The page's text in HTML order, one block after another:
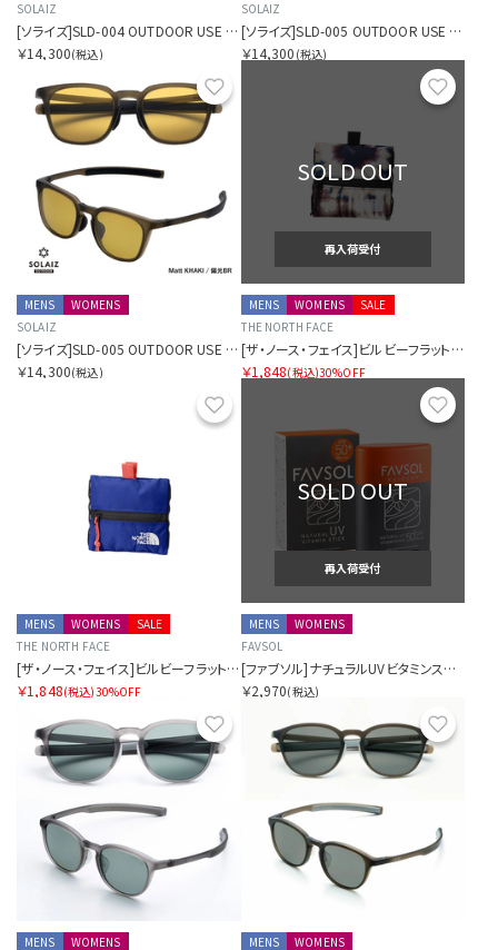
SOLAIZ
[ソライズ]SLD-004 OUTDOOR USE クラウンパント 偏光モデル
￥14,300(税込)
SOLAIZ
[ソライズ]SLD-005 OUTDOOR USE ウェリントン 偏光モデル
￥14,300 (税込)
お気に入り
MENS
WOMENS
SOLAIZ
[ソライズ]SLD-005 OUTDOOR USE ウェリントン 偏光モデル
￥14,300(税込)
SOLD OUT
再入荷受付
SALE
MENS
WOMENS
THE NORTH FACE
[ザ・ノース・フェイス]ビルビーフラットポーチS
￥1,848(税込)30%OFF
お気に入り
SALE
MENS
WOMENS
THE NORTH FACE
[ザ・ノース・フェイス]ビルビーフラットポーチS
￥1,848(税込)30%OFF
SOLD OUT
再入荷受付
MENS
WOMENS
FAVSOL
[ファブソル]ナチュラルUVビタミンスティック
￥2,970(税込)
お気に入り
MENS
WOMENS
MENS
WOMENS